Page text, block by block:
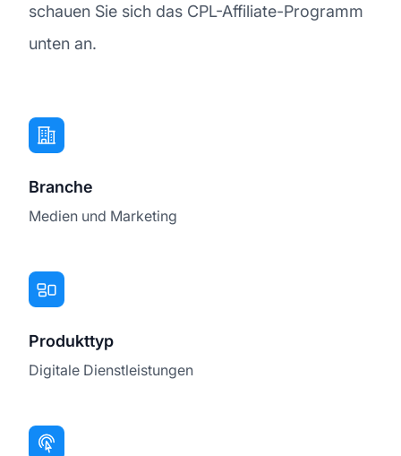
schauen Sie sich das CPL-Affiliate-Programm
unten an.
Branche
Medien und Marketing
Produkttyp
Digitale Dienstleistungen